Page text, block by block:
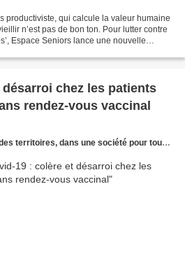
productiviste, qui calcule la valeur humaine
n’est pas de bon ton. Pour lutter contre
Espace Seniors lance une nouvelle
chez les patients
rendez-vous vaccinal
dans une société pour tous les âges